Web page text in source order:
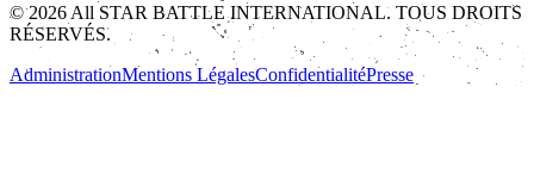
© 2026 All STAR BATTLE INTERNATIONAL. TOUS DROITS
RÉSERVÉS.
AdministrationMentions LégalesConfidentialitéPresse